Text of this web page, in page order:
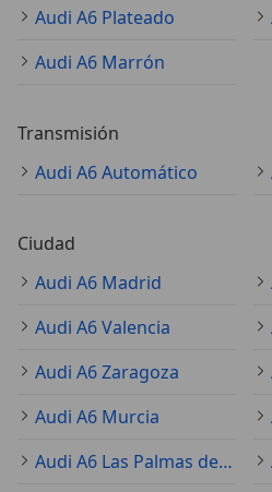
Audi A6 Plateado
Audi A6 Marrón
Transmisión
Audi A6 Automático
Ciudad
Audi A6 Madrid
Audi A6 Valencia
Audi A6 Zaragoza
Audi A6 Murcia
Audi A6 Las Palmas de Gran Canaria